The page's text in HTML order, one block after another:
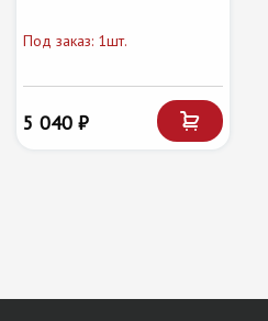
Под заказ: 1шт.
5 040 ₽